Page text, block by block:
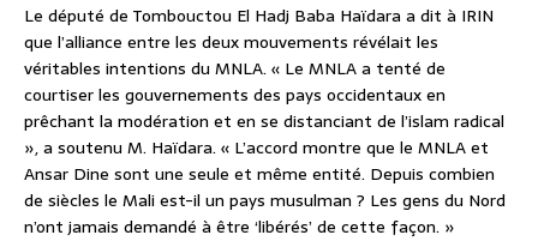
Le député de Tombouctou El Hadj Baba Haïdara a dit à IRIN
que l’alliance entre les deux mouvements révélait les
véritables intentions du MNLA. « Le MNLA a tenté de
courtiser les gouvernements des pays occidentaux en
prêchant la modération et en se distanciant de l’islam radical
», a soutenu M. Haïdara. « L’accord montre que le MNLA et
Ansar Dine sont une seule et même entité. Depuis combien
de siècles le Mali est-il un pays musulman ? Les gens du Nord
n’ont jamais demandé à être ‘libérés’ de cette façon. »